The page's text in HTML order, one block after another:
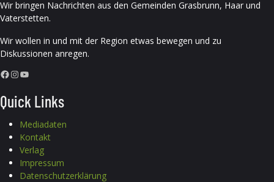
Wir bringen Nachrichten aus den Gemeinden Grasbrunn, Haar und
Vaterstetten.
Wir wollen in und mit der Region etwas bewegen und zu
Diskussionen anregen.
Facebook InstagramYouTube
Quick Links
Mediadaten
Kontakt
Verlag
Impressum
Datenschutzerklärung